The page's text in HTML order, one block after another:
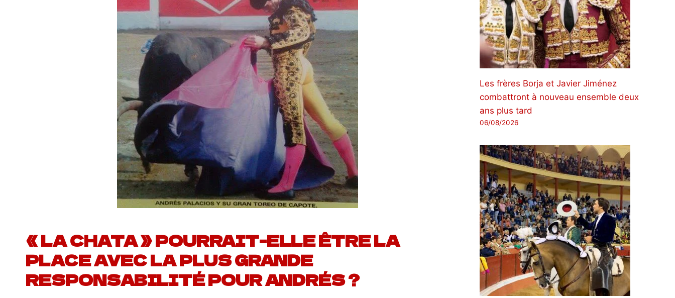
« LA CHATA » POURRAIT-ELLE ÊTRE LA
PLACE AVEC LA PLUS GRANDE
RESPONSABILITÉ POUR ANDRÉS ?
Les frères Borja et Javier Jiménez
combattront à nouveau ensemble deux
ans plus tard
06/08/2026